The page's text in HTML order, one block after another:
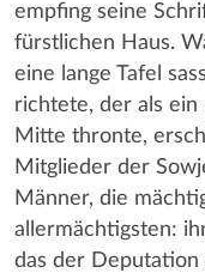
empfing seine
fürstlichen Haus.
eine lange Tafel
richtete, der als
Mitte thronte,
Mitglieder der
Männer, die
allermächtigsten:
das der Deputation